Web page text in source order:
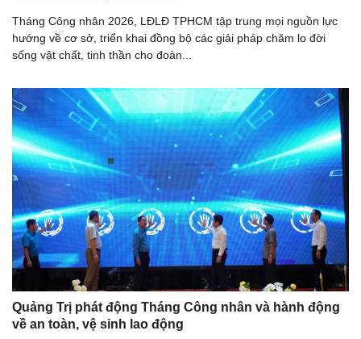
Tháng Công nhân 2026, LĐLĐ TPHCM tập trung mọi nguồn lực
hướng về cơ sở, triển khai đồng bộ các giải pháp chăm lo đời
sống vật chất, tinh thần cho đoàn...
Quảng Trị phát động Tháng Công nhân và hành động
về an toàn, vệ sinh lao động